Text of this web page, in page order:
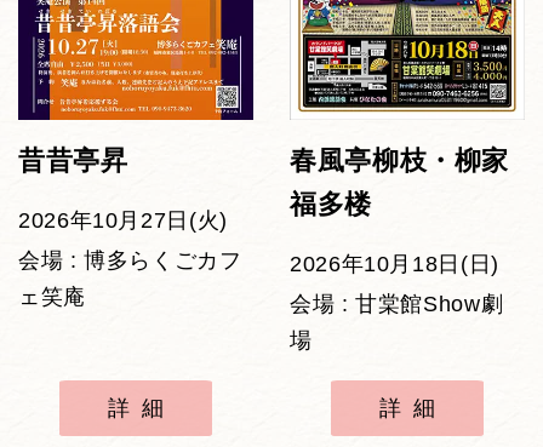
昔昔亭昇
2026年10月27日(火)
会場 : 博多らくごカフ
ェ笑庵
詳細
春風亭柳枝・柳家
福多楼
2026年10月18日(日)
会場 : 甘棠館Show劇
場
詳細